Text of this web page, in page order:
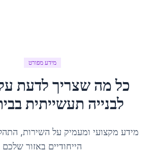
מידע מפורט
כל מה שצריך לדעת
לבנייה תעשייתית ב
מידע מקצועי ומעמיק על השירות,
הייחודיים באזור שלכם